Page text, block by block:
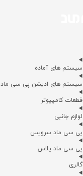
سیستم های آماده
سیستم های ادیشن پی سی ماد
قطعات کامپیوتر
لوازم جانبی
پی سی ماد سرویس
پی سی ماد پلاس
گالری